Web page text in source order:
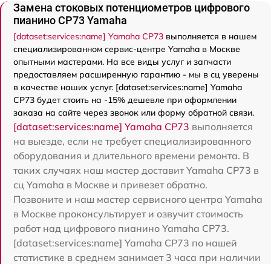
Замена стоковых потенциометров цифрового
пианино CP73 Yamaha
[dataset:services:name] Yamaha CP73 выполняется в нашем
специализированном сервис-центре Yamaha в Москве
опытными мастерами. На все виды услуг и запчасти
предоставляем расширенную гарантию - мы в сц уверены
в качестве наших услуг. [dataset:services:name] Yamaha
CP73 будет стоить на -15% дешевле при оформлении
заказа на сайте через звонок или форму обратной связи.
[dataset:services:name] Yamaha CP73 выполняется
на выезде, если не требует специализированного
оборудования и длительного времени ремонта. В
таких случаях наш мастер доставит Yamaha CP73 в
сц Yamaha в Москве и привезет обратно.
Позвоните и наш мастер сервисного центра Yamaha
в Москве проконсультирует и озвучит стоимость
работ над цифрового пианино Yamaha CP73.
[dataset:services:name] Yamaha CP73 по нашей
статистике в среднем занимает 3 часа при наличии